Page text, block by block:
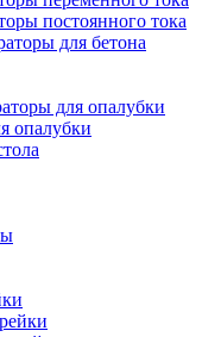
постоянного тока
для бетона
для опалубки
опалубки